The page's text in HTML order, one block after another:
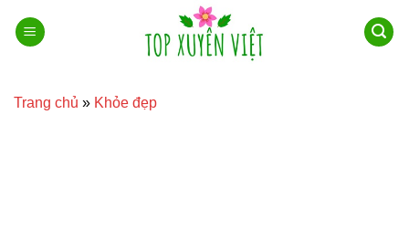
qua
Trang chủ » Khỏe đẹp